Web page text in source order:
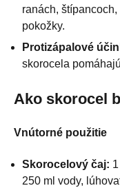
ranách,
pokožky.
Protizápalové
skorocela
Ako skorocel
Vnútorné použitie
Skorocelový čaj:
250 ml vody,